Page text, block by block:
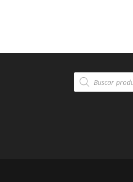
Búsqueda
de